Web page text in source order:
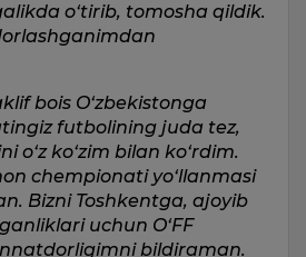
o‘tirib, tomosha qildik.
bois O‘zbekistonga
futbolining juda tez,
o‘z ko‘zim bilan ko‘rdim.
chempionati yo‘llanmasi
Bizni Toshkentga, ajoyib
uchun O‘FF
bildiraman.